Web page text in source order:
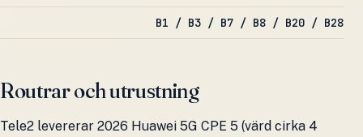
B1 / B3 / B7 / B8 / B20 / B28
Routrar och utrustning
Tele2 levererar 2026 Huawei 5G CPE 5 (värd cirka 4